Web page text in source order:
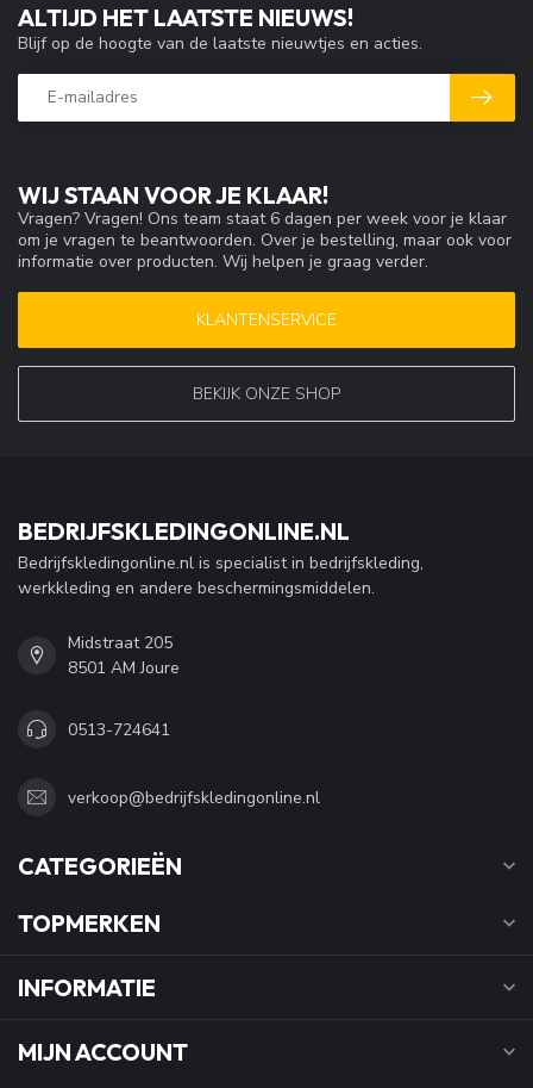
WIJ STAAN VOOR JE KLAAR!
Vragen? Vragen! Ons team staat 6 dagen per week voor je klaar
om je vragen te beantwoorden. Over je bestelling, maar ook voor
informatie over producten. Wij helpen je graag verder.
KLANTENSERVICE
BEKIJK ONZE SHOP
ALTIJD HET LAATSTE NIEUWS!
Blijf op de hoogte van de laatste nieuwtjes en acties.
BEDRIJFSKLEDINGONLINE.NL
Bedrijfskledingonline.nl is specialist in bedrijfskleding,
werkkleding en andere beschermingsmiddelen.
Midstraat 205
8501 AM Joure
0513-724641
verkoop@bedrijfskledingonline.nl
CATEGORIEËN
TOPMERKEN
INFORMATIE
MIJN ACCOUNT